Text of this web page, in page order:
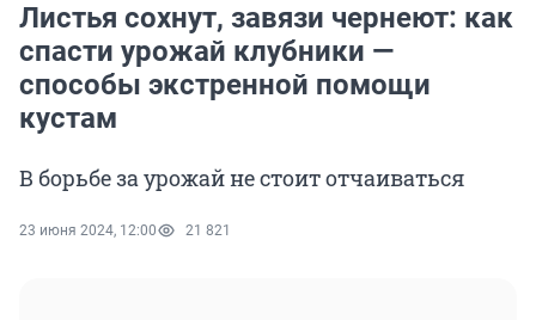
Листья сохнут, завязи чернеют: как
спасти урожай клубники —
способы экстренной помощи
кустам
В борьбе за урожай не стоит отчаиваться
23 июня 2024, 12:00 21 821